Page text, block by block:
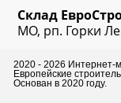
Склад
МО, рп. Горки
2020 - 2026
Европейские
Основан в 2020 году.